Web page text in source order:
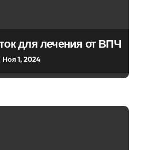
для лечения от ВПЧ
Ноя 1, 2024